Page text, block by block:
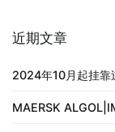
近期文章
2024年10月起挂
MAERSK